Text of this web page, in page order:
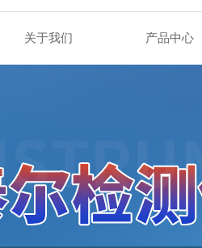
关于我们 产品中心